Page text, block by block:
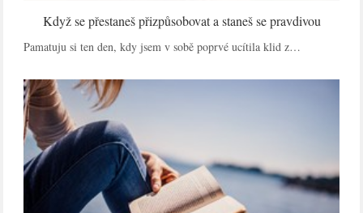
Když se přestaneš přizpůsobovat a staneš se pravdivou
Pamatuju si ten den, kdy jsem v sobě poprvé ucítila klid z…